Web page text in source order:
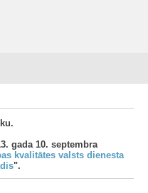
gada 10. septembra
kvalitātes valsts dienesta
".